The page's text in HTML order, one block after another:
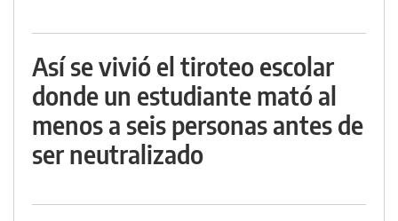
Así se vivió el tiroteo escolar
donde un estudiante mató al
menos a seis personas antes de
ser neutralizado